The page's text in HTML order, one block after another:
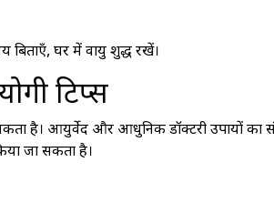
बिताएँ, घर में वायु शुद्ध रखें।
टिप्स
है। आयुर्वेद और आधुनिक डॉक्टरी उपायों
जा सकता है।